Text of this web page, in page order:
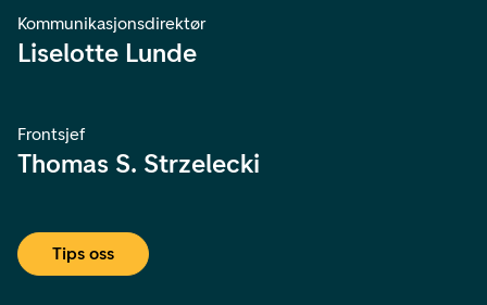
Kommunikasjonsdirektør
Liselotte Lunde
Frontsjef
Thomas S. Strzelecki
Tips oss